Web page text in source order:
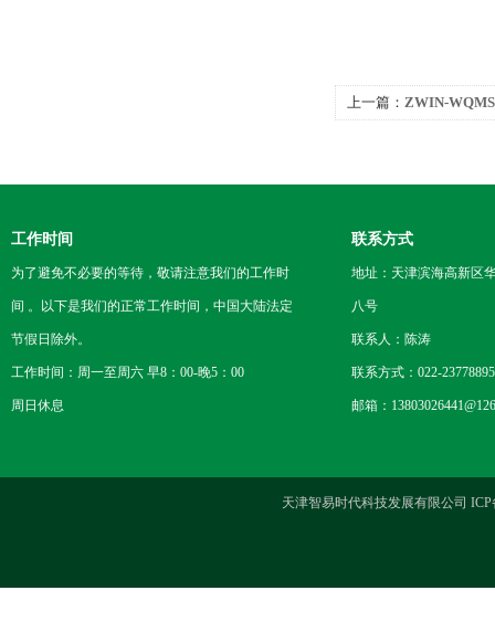
上一篇： ZWIN-
工作时间
为了避免不必要的等待，敬请注意我们的工作时
间 。以下是我们的正常工作时间，中国大陆法定
节假日除外。
工作时间：周一至周六 早8：00-晚5：00
周日休息
联系方式
地址：天津滨海高新区
八号
联系人：陈涛
联系方式：022-23778895
邮箱：
天津智易时代科技发展有限公司 ICP